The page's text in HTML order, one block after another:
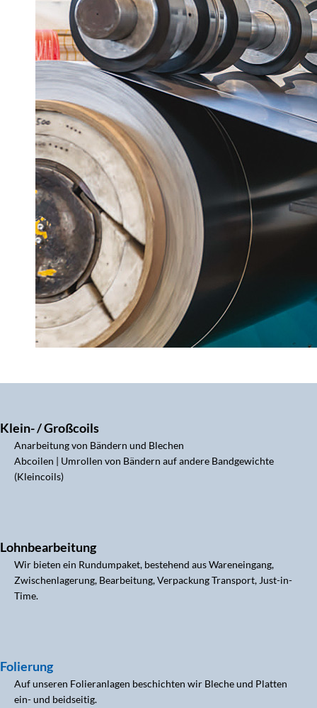
Klein- / Großcoils
Anarbeitung von Bändern und Blechen
Abcoilen | Umrollen von Bändern auf andere Bandgewichte
(Kleincoils)
Lohnbearbeitung
Wir bieten ein Rundumpaket, bestehend aus Wareneingang,
Zwischenlagerung, Bearbeitung, Verpackung Transport, Just-in-
Time.
Folierung
Auf unseren Folieranlagen beschichten wir Bleche und Platten
ein- und beidseitig.